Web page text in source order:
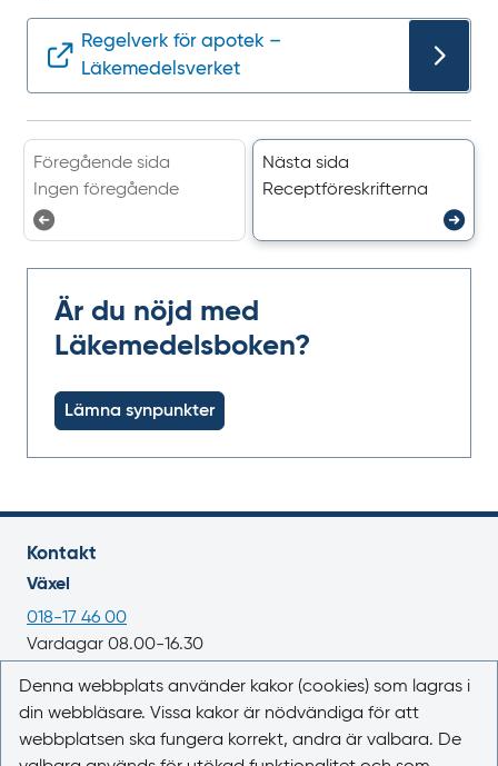
Regelverk för apotek –
Läkemedelsverket
Föregående sida
Ingen föregående
Nästa sida
Recept­föreskrifterna
Är du nöjd med
Läkemedelsboken?
Lämna synpunkter
Kontakt
Växel
018-17 46 00
Vardagar 08.00-16.30
E-post
registrator@lakemedelsverket.se
Denna webbplats använder kakor (cookies) som lagras i
din webbläsare. Vissa kakor är nödvändiga för att
webbplatsen ska fungera korrekt, andra är valbara. De